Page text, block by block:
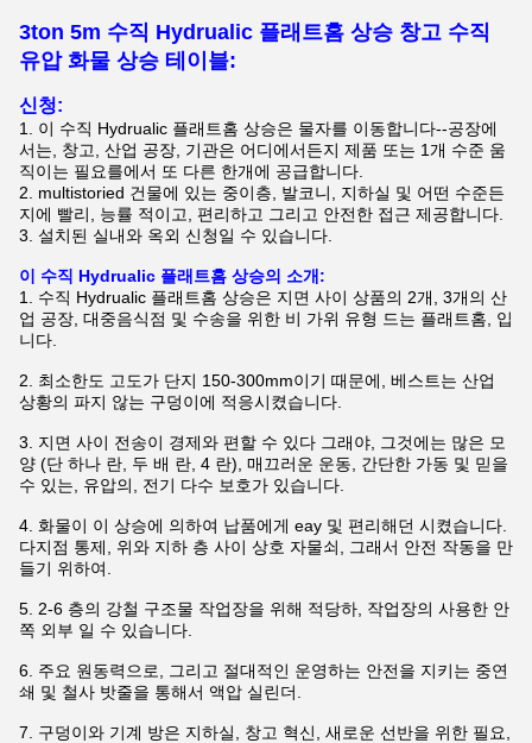
3ton 5m 수직 Hydrualic 플래트홈 상승 창고 수직
유압 화물 상승 테이블:
신청:
1. 이 수직 Hydrualic 플래트홈 상승은 물자를 이동합니다--공장에
서는, 창고, 산업 공장, 기관은 어디에서든지 제품 또는 1개 수준 움
직이는 필요를에서 또 다른 한개에 공급합니다.
2. multistoried 건물에 있는 중이층, 발코니, 지하실 및 어떤 수준든
지에 빨리, 능률 적이고, 편리하고 그리고 안전한 접근 제공합니다.
3. 설치된 실내와 옥외 신청일 수 있습니다.
이 수직 Hydrualic 플래트홈 상승의 소개:
1. 수직 Hydrualic 플래트홈 상승은 지면 사이 상품의 2개, 3개의 산
업 공장, 대중음식점 및 수송을 위한 비 가위 유형 드는 플래트홈, 입
니다.
2. 최소한도 고도가 단지 150-300mm이기 때문에, 베스트는 산업
상황의 파지 않는 구덩이에 적응시켰습니다.
3. 지면 사이 전송이 경제와 편할 수 있다 그래야, 그것에는 많은 모
양 (단 하나 란, 두 배 란, 4 란), 매끄러운 운동, 간단한 가동 및 믿을
수 있는, 유압의, 전기 다수 보호가 있습니다.
4. 화물이 이 상승에 의하여 납품에게 eay 및 편리해던 시켰습니다.
다지점 통제, 위와 지하 층 사이 상호 자물쇠, 그래서 안전 작동을 만
들기 위하여.
5. 2-6 층의 강철 구조물 작업장을 위해 적당하, 작업장의 사용한 안
쪽 외부 일 수 있습니다.
6. 주요 원동력으로, 그리고 절대적인 운영하는 안전을 지키는 중연
쇄 및 철사 밧줄을 통해서 액압 실린더.
7. 구덩이와 기계 방은 지하실, 창고 혁신, 새로운 선반을 위한 필요,